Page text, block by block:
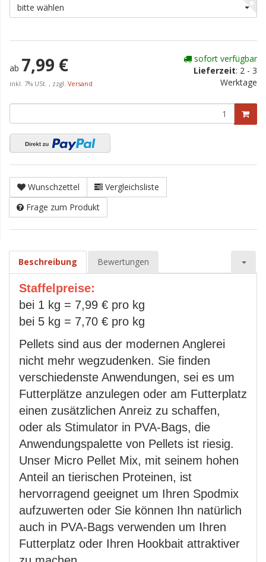
bitte wählen
ab 7,99 €
inkl. 7% USt. , zzgl. Versand
sofort verfügbar
Lieferzeit: 2 - 3
Werktage
Wunschzettel
Vergleichsliste
Frage zum Produkt
Beschreibung Bewertungen
Staffelpreise:
bei 1 kg = 7,99 € pro kg
bei 5 kg = 7,70 € pro kg
Pellets sind aus der modernen Anglerei
nicht mehr wegzudenken. Sie finden
verschiedenste Anwendungen, sei es um
Futterplätze anzulegen oder am Futterplatz
einen zusätzlichen Anreiz zu schaffen,
oder als Stimulator in PVA-Bags, die
Anwendungspalette von Pellets ist riesig.
Unser Micro Pellet Mix, mit seinem hohen
Anteil an tierischen Proteinen, ist
hervorragend geeignet um Ihren Spodmix
aufzuwerten oder Sie können Ihn natürlich
auch in PVA-Bags verwenden um Ihren
Futterplatz oder Ihren Hookbait attraktiver